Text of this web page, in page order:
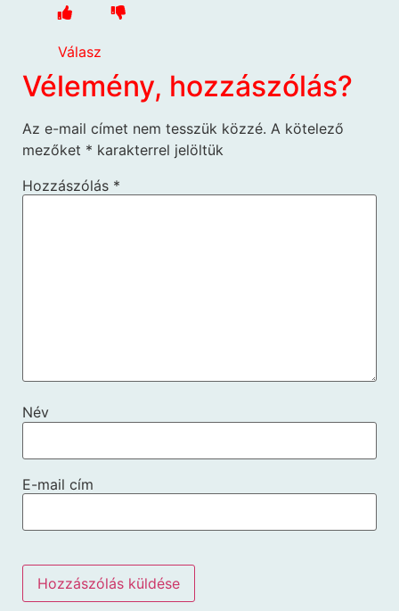
Válasz
Vélemény, hozzászólás?
Az e-mail címet nem tesszük közzé. A kötelező
mezőket * karakterrel jelöltük
Hozzászólás *
Név
E-mail cím